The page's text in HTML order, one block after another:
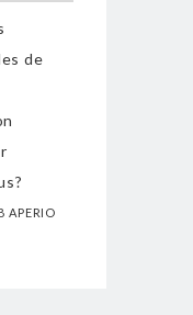
de
APERIO